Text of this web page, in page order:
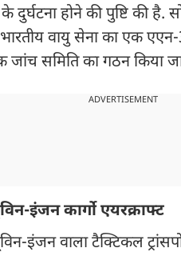
दुर्घटना होने की पुष्टि की
वायु सेना का एक एएन-
समिति का गठन किया
ADVERTISEMENT
इंजन कार्गो एयरक्राफ्ट
इंजन वाला टैक्टिकल